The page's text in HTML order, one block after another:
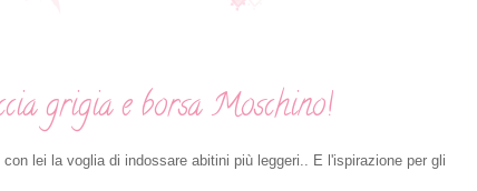
grigia e borsa Moschino!
lei la voglia di indossare abitini più leggeri.. E l'ispirazione per gli